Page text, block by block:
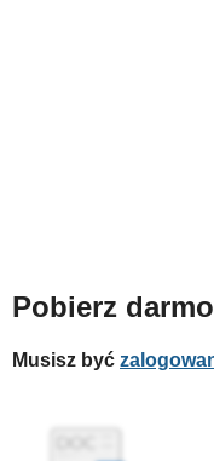
Pobierz
Musisz być